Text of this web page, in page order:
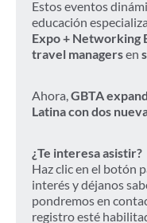
Estos eventos
educación
Expo + Networking
travel managersen
Ahora, GBTA
Latina con dos
¿Te interesa asistir?
Haz clic en el botón
interés y déjanos
pondremos en
registro esté